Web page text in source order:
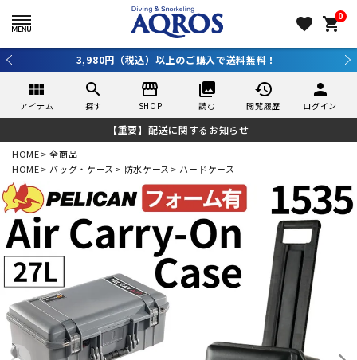
favorite 0
shopping_cart
新規アプリ会員登録で10％OFF！詳しくはコチラ ＞
view_module
アイテム
search
探す
storefront
SHOP
collections
読む
history
閲覧履歴
person
ログイン
【重要】配送に関するお知らせ
HOME
全商品
HOME
バッグ・ケース 防水ケース ハードケース